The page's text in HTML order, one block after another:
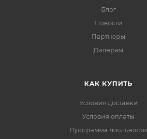
Блог
Новости
Партнеры
Дилерам
КАК КУПИТЬ
Условия доставки
Условия оплаты
Программа лояльности